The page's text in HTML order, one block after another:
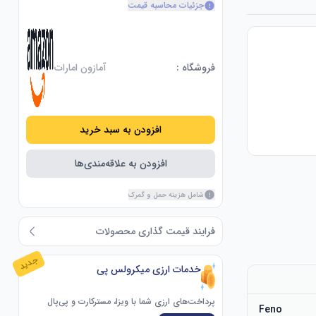
Feno
جزئیات محاسبه قیمت
فروشگاه : آمازون امارات
افزودن به سبد خرید
افزودن به علاقه‌مندی‌ها
شامل هزینه حمل و گمرک
فرایند قیمت گذاری محصولات
جدید خدمات ارزی میکرولس پی
پرداخت‌های ارزی شما با ویزا، مسترکارت و پی‌پال